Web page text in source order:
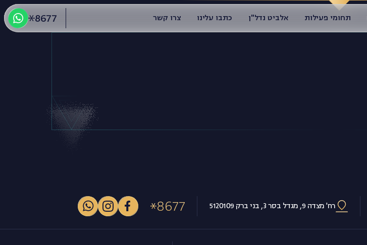
תחומי פעילות אלביט נדל"ן כתבו עלינו צרו קשר 8677
רח' מצדה 9, מגדל בסר 3, בני ברק 5120109 8677